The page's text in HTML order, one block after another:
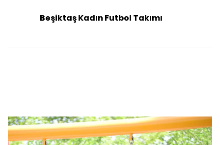
Beşiktaş Kadın Futbol Takımı